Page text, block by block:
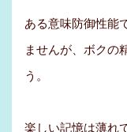
ある意味防御性能
ませんが、ボクの
う。
楽しい記憶は薄れ